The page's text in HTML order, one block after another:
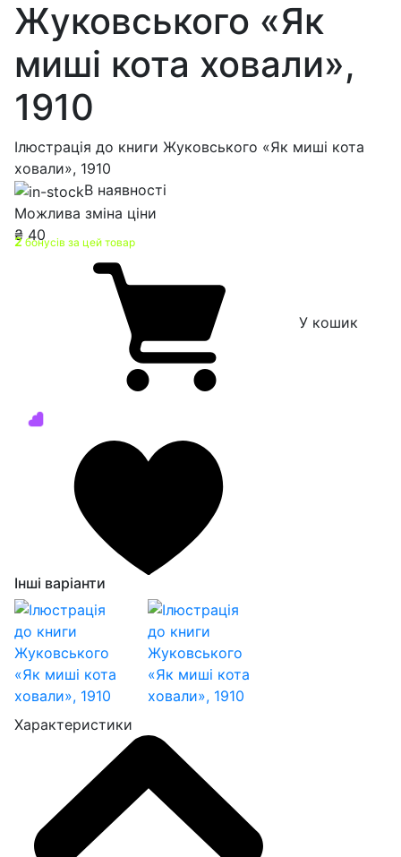
Жуковського «Як
миші кота ховали»,
1910
Ілюстрація до книги Жуковського «Як миші кота
ховали», 1910
В наявності
Можлива зміна ціни
₴ 40
2 бонусів за цей товар
У кошик
Інші варіанти
Характеристики